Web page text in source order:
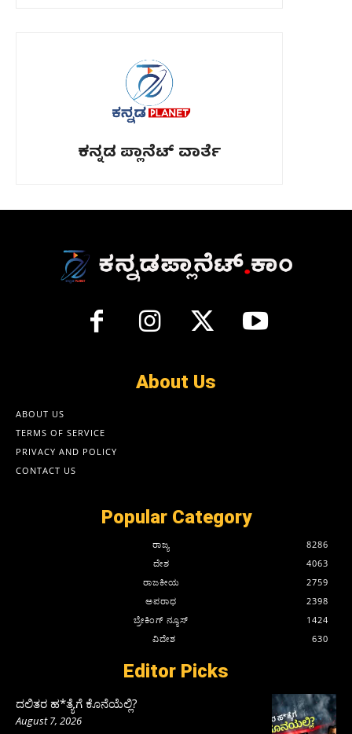
ಕನ್ನಡ ಪ್ಲಾನೆಟ್ ವಾರ್ತೆ
About Us
ABOUT US
TERMS OF SERVICE
PRIVACY AND POLICY
CONTACT US
Popular Category
ರಾಜ್ಯ
8286
ದೇಶ
4063
ರಾಜಕೀಯ
2759
ಅಪರಾಧ
2398
ಬ್ರೇಕಿಂಗ್ ನ್ಯೂಸ್
1424
ವಿದೇಶ
630
Editor Picks
ದಲಿತರ ಹ*ತ್ಯೆಗೆ ಕೊನೆಯೆಲ್ಲಿ?
August 7, 2026